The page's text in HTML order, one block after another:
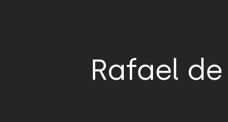
Rafael